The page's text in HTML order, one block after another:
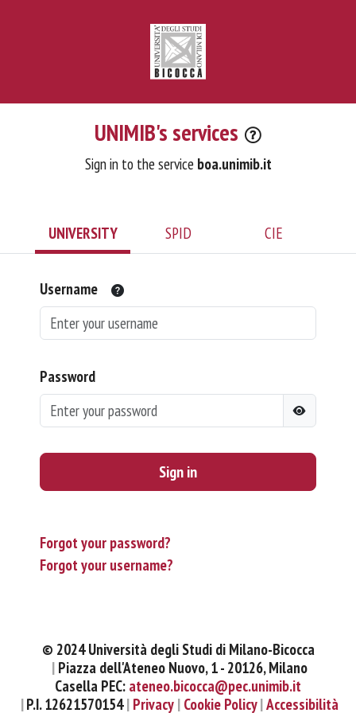
UNIMIB's services
Sign in to the service boa.unimib.it
UNIVERSITY SPID CIE
Username
Password
Sign in
Forgot your password?
Forgot your username?
© 2024 Università degli Studi di Milano-Bicocca
Piazza dell'Ateneo Nuovo, 1 - 20126, Milano
Casella PEC: ateneo.bicocca@pec.unimib.it
P.I. 12621570154 Privacy Cookie Policy Accessibilità